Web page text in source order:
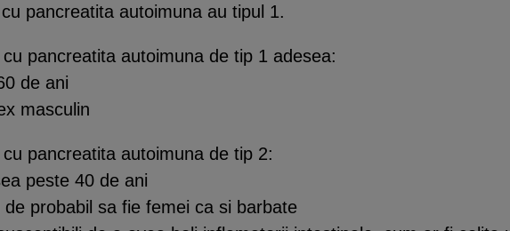
pancreatita autoimuna au tipul 1.
pancreatita autoimuna de tip 1 adesea:
de ani
masculin
pancreatita autoimuna de tip 2:
peste 40 de ani
de probabil sa fie femei ca si barbate